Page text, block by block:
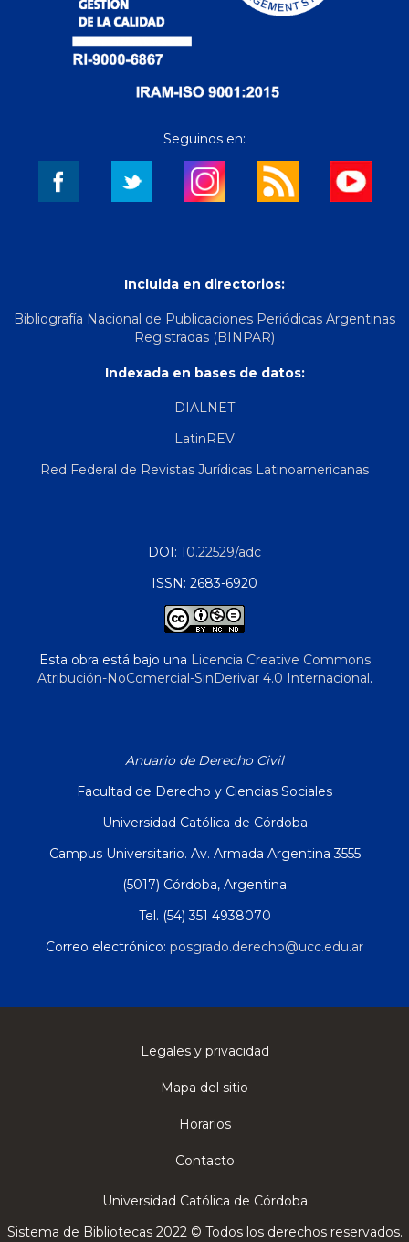
Seguinos en:
Incluida en directorios:
Bibliografía Nacional de Publicaciones Periódicas Argentinas
Registradas (BINPAR)
Indexada en bases de datos:
DIALNET
LatinREV
Red Federal de Revistas Jurídicas Latinoamericanas
DOI: 10.22529/adc
ISSN: 2683-6920
Esta obra está bajo una Licencia Creative Commons
Atribución-NoComercial-SinDerivar 4.0 Internacional .
Anuario de Derecho Civil
Facultad de Derecho y Ciencias Sociales
Universidad Católica de Córdoba
Campus Universitario. Av. Armada Argentina 3555
(5017) Córdoba, Argentina
Tel. (54) 351 4938070
Correo electrónico: posgrado.derecho@ucc.edu.ar
Legales y privacidad
Mapa del sitio
Horarios
Contacto
Universidad Católica de Córdoba
Sistema de Bibliotecas 2022 © Todos los derechos reservados.